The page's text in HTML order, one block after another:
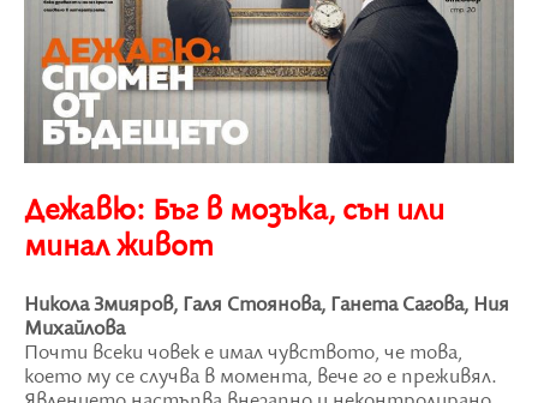
Дежавю: Бъг в мозъка, сън или
минал живот
Никола Змияров, Галя Стоянова, Ганета Сагова, Ния
Михайлова
Почти всеки човек е имал чувството, че това,
което му се случва в момента, вече го е преживял.